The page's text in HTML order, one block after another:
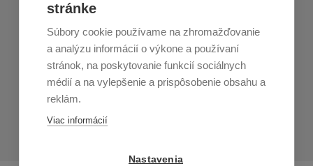
Zákaznícky servis
Prihláste sa k odberu noviniek
Prihlásiť
osoby staršie ako 16 rokov!
stránke
Súbory cookie používame na zhromažďovanie
a analýzu informácií o výkone a používaní
stránok, na poskytovanie funkcií sociálnych
médií a na vylepšenie a prispôsobenie obsahu a
reklám.
Viac informácií
Nastavenia